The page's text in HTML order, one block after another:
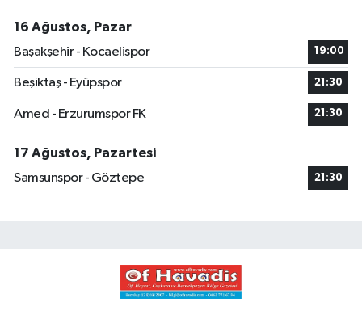
16 Ağustos, Pazar
Başakşehir - Kocaelispor
19:00
Beşiktaş - Eyüpspor 21:30
Amed - Erzurumspor FK 21:30
17 Ağustos, Pazartesi
Samsunspor - Göztepe
21:30